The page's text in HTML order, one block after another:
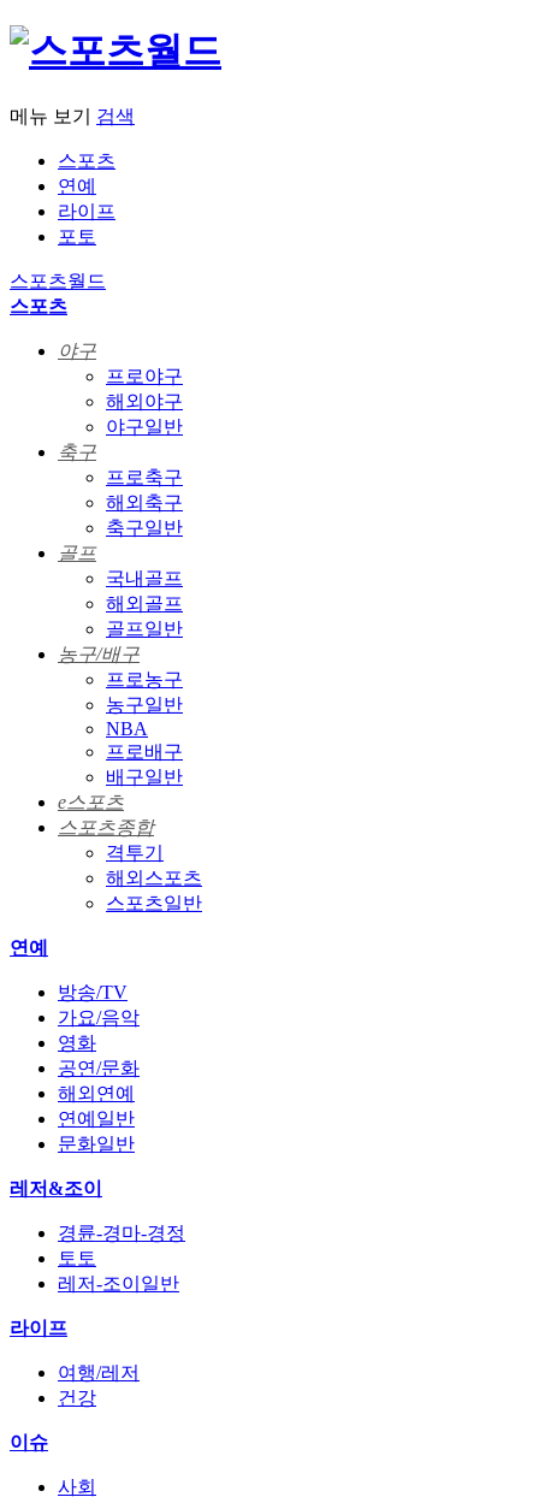
메뉴 보기 검색
스포츠
연예
라이프
포토
스포츠월드
스포츠
야구
프로야구
해외야구
야구일반
축구
프로축구
해외축구
축구일반
골프
국내골프
해외골프
골프일반
농구/배구
프로농구
농구일반
NBA
프로배구
배구일반
e스포츠
스포츠종합
격투기
해외스포츠
스포츠일반
연예
방송/TV
가요/음악
영화
공연/문화
해외연예
연예일반
문화일반
레저&조이
경륜-경마-경정
토토
레저-조이일반
라이프
여행/레저
건강
이슈
사회